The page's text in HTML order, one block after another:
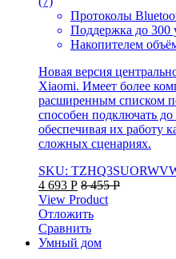
Протоколы
Поддержка до 300
Накопителем
Новая версия
Xiaomi. Имеет более
расширенным списком
способен подключать
обеспечивая их работу
сложных сценариях.
SKU:
4 693 Р 8 455Р
View Product
Отложить
Сравнить
Умный дом